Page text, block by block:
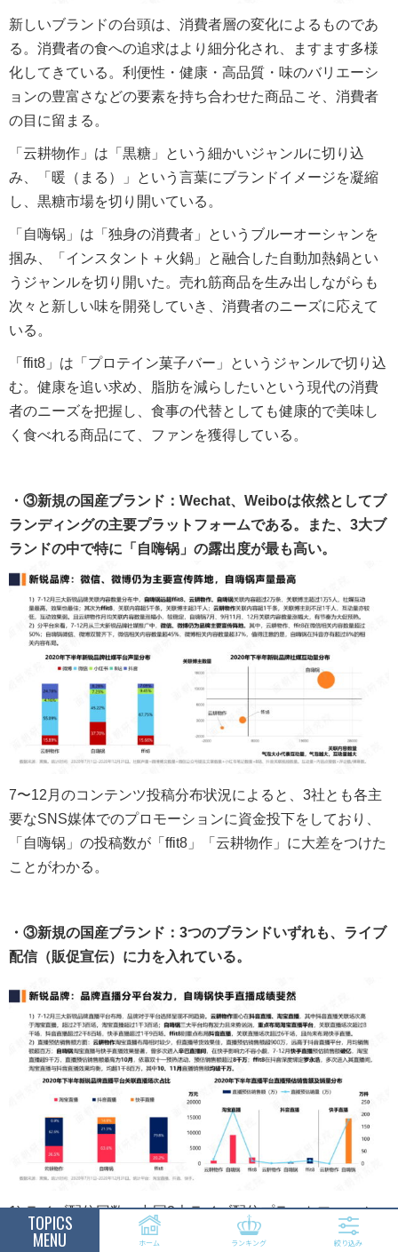
新しいブランドの台頭は、消費者層の変化によるものであ
る。消費者の食への追求はより細分化され、ますます多様
化してきている。利便性・健康・高品質・味のバリエーシ
ョンの豊富さなどの要素を持ち合わせた商品こそ、消費者
の目に留まる。
「云耕物作」は「黒糖」という細かいジャンルに切り込
み、「暖（まる）」という言葉にブランドイメージを凝縮
し、黒糖市場を切り開いている。
「自嗨锅」は「独身の消費者」というブルーオーシャンを
掴み、「インスタント＋火鍋」と融合した自動加熱鍋とい
うジャンルを切り開いた。売れ筋商品を生み出しながらも
次々と新しい味を開発していき、消費者のニーズに応えて
いる。
「ffit8」は「プロテイン菓子バー」というジャンルで切り込
む。健康を追い求め、脂肪を減らしたいという現代の消費
者のニーズを把握し、食事の代替としても健康的で美味し
く食べれる商品にて、ファンを獲得している。
・③新規の国産ブランド：Wechat、Weiboは依然としてブ
ランディングの主要プラットフォームである。また、3大ブ
ランドの中で特に「自 嗨锅 」の露出度が最も高い。
7〜12月のコンテンツ投稿分布状況によると、3社とも各主
要なSNS媒体でのプロモーションに資金投下をしており、
「自嗨锅」の投稿数が「ffit8」「云耕物作」に大差をつけた
ことがわかる。
・③新規の国産ブランド：3つのブランドいずれも、ライブ
配信（販促宣伝）に力を入れている。
1) ライブ配信回数：中国3大ライブ配信プラットフォーム
【淘宝直播】(Taobaoライブ)、【抖音直播】(Tiktokライ
TOPICS
MENU ホーム ランキング 絞り込み